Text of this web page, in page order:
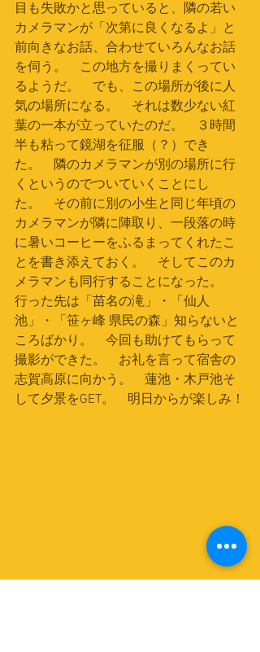
目も失敗かと思っていると、隣の若い
カメラマンが「次第に良くなるよ」と
前向きなお話、合わせていろんなお話
を伺う。　この地方を撮りまくってい
るようだ。　でも、この場所が後に人
気の場所になる。　それは数少ない紅
葉の一本が立っていたのだ。　３時間
半も粘って鏡湖を征服（？）でき
た。　隣のカメラマンが別の場所に行
くというのでついていくことにし
た。　その前に別の小生と同じ年頃の
カメラマンが隣に陣取り、一段落の時
に暑いコーヒーをふるまってくれたこ
とを書き添えておく。　そしてこのカ
メラマンも同行することになった。
行った先は「苗名の滝」・「仙人
池」・「笹ヶ峰 県民の森」知らないと
ころばかり。　今回も助けてもらって
撮影ができた。　お礼を言って宿舎の
志賀高原に向かう。　蓮池・木戸池そ
して夕景をGET。　明日からが楽しみ！